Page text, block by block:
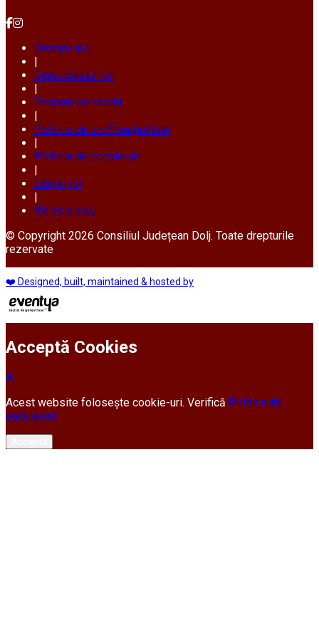
Despre noi
|
Contactează-ne
|
Termeni și condiții
|
Politica de confidențialitate
|
Politica de cookie-uri
|
Copyright
|
Kit de presă
© Copyright 2026 Consiliul Județean Dolj. Toate drepturile
rezervate
❤️ Designed, built, maintained & hosted by
Acceptă Cookies
Acest website folosește cookie-uri. Verifică Politica de
cookie-uri